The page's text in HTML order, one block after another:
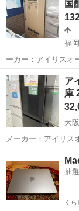
国
福
ーカー：アイリスオ
福岡 北九州市
ア
庫
大
メーカー：アイリス
抽
くら